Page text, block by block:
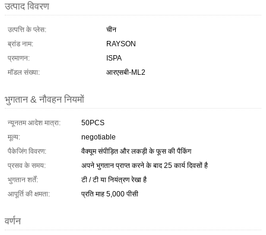
उत्पाद विवरण
उत्पत्ति के प्लेस:
चीन
ब्रांड नाम:
RAYSON
प्रमाणन:
ISPA
मॉडल संख्या:
आरएसबी-ML2
भुगतान & नौवहन नियमों
न्यूनतम आदेश मात्रा:
50PCS
मूल्य:
negotiable
पैकेजिंग विवरण:
वैक्यूम संपीड़ित और लकड़ी के फूस की पैकिंग
प्रसव के समय:
अपने भुगतान प्राप्त करने के बाद 25 कार्य दिवसों है
भुगतान शर्तें:
टी / टी या नियंत्रण रेखा है
आपूर्ति की क्षमता:
प्रति माह 5,000 पीसी
वर्णन